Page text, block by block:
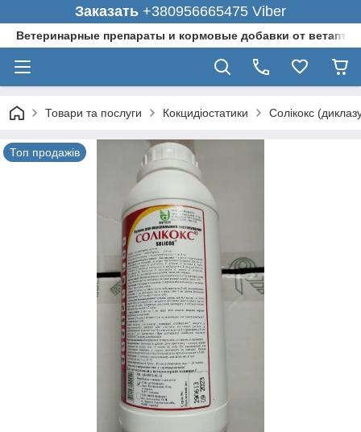
Заказать +380956665475 Viber
Ветеринарные препараты и кормовые добавки от
Товари та послуги Кокцидіостатики Солікокс
Топ продажів